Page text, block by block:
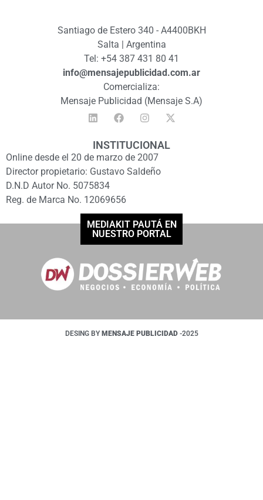
Santiago de Estero 340 - A4400BKH
Salta | Argentina
Tel: +54 387 431 80 41
info@mensajepublicidad.com.ar
Comercializa:
Mensaje Publicidad (Mensaje S.A)
INSTITUCIONAL
Online desde el 20 de marzo de 2007
Director propietario: Gustavo Saldeño
D.N.D Autor No. 5075834
Reg. de Marca No. 12069656
MEDIAKIT PAUTÁ EN
NUESTRO PORTAL
DESING BY MENSAJE PUBLICIDAD -2025